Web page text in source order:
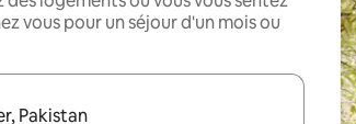
vous pour un séjour d'un mois ou
résultats s'affichent, utilisez les flèches vers le